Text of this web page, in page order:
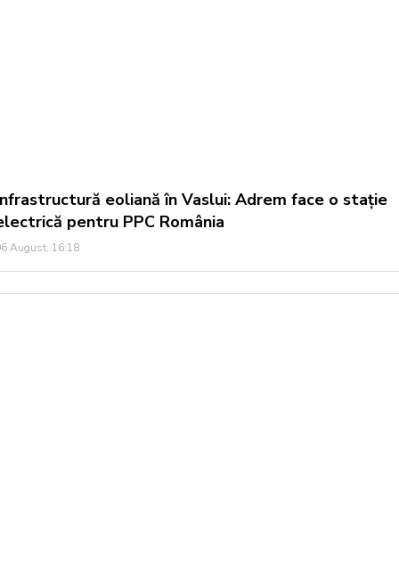
eoliană în Vaslui: Adrem face o stație
pentru PPC România
August, 16:18